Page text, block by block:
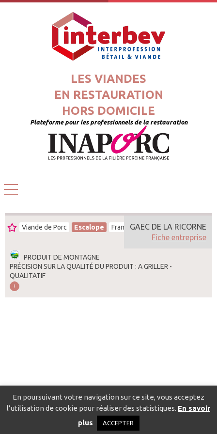
LES VIANDES
EN RESTAURATION
HORS DOMICILE
Plateforme pour les professionnels de la restauration
Viande de Porc Escalope France
PRODUIT DE MONTAGNE
PRÉCISION SUR LA QUALITÉ DU PRODUIT : A GRILLER -
QUALITATIF
GAEC DE LA RICORNE
Fiche entreprise
Catalogue pour localiser les fournisseurs
Politique de confidentialité
En poursuivant votre navigation sur ce site, vous acceptez
l’utilisation de cookie pour réaliser des statistiques. En savoir
plus
ACCEPTER